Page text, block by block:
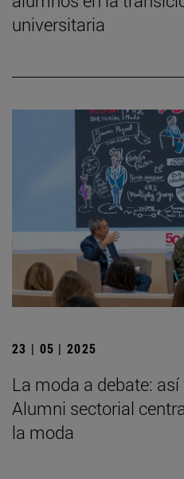
universitaria
23 | 05 | 2025
La moda a debate:
Alumni sectorial
la moda